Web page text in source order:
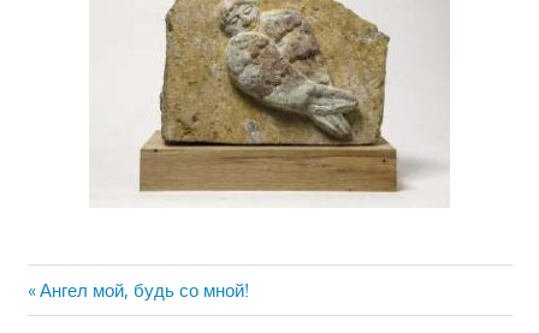
Навигация
Previous
Post:
Ангел мой, будь со мной!